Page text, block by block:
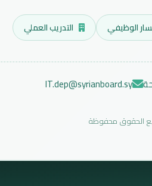
الوظيفي التدريب العملي
IT.dep@syrianboard.sy